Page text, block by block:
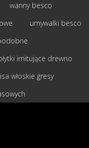
wanny besco
umywalki besco
imitujące drewno
włoskie gresy